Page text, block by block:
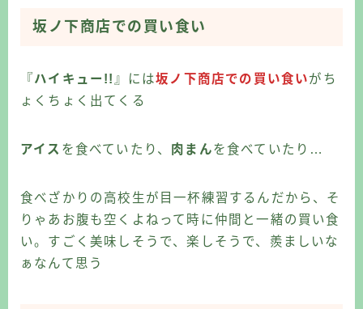
坂ノ下商店での買い食い
『ハイキュー!! 』には坂ノ下商店での買い食いがち
ょくちょく出てくる
アイス を食べていたり、 肉まんを食べていたり…
食べざかりの高校生が目一杯練習するんだから、そ
りゃあお腹も空くよねって時に仲間と一緒の買い食
い。すごく美味しそうで、楽しそうで、羨ましいな
ぁなんて思う